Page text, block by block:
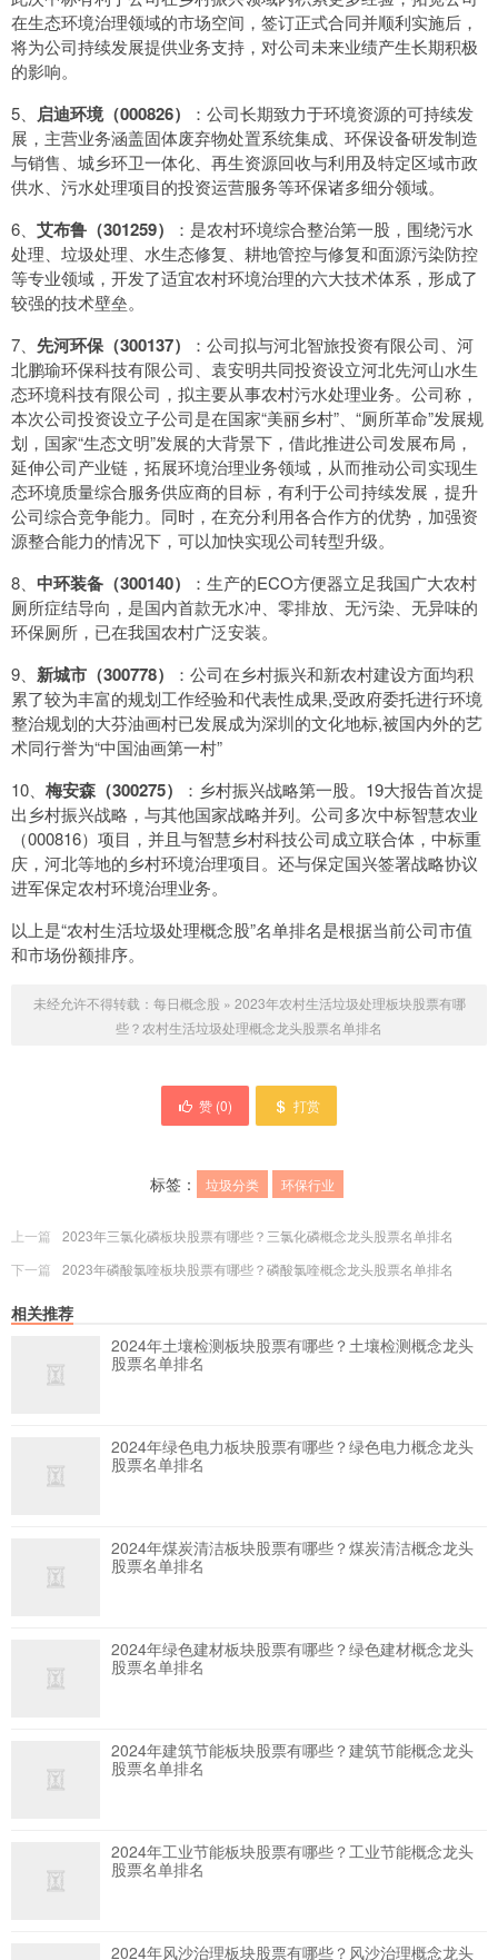
在生态环境治理领域的市场空间，签订正式合同并顺利实施后，
将为公司持续发展提供业务支持，对公司未来业绩产生长期积极
的影响。
5、 启迪环境（000826）
：公司长期致力于环境资源的可持续发
展，主营业务涵盖固体废弃物处置系统集成、环保设备研发制造
与销售、城乡环卫一体化、再生资源回收与利用及特定区域市政
供水、污水处理项目的投资运营服务等环保诸多细分领域。
6、 艾布鲁（301259）
：是农村环境综合整治第一股，围绕污水
处理、垃圾处理、水生态修复、耕地管控与修复和面源污染防控
等专业领域，开发了适宜农村环境治理的六大技术体系，形成了
较强的技术壁垒。
7、 先河环保（300137）
：公司拟与河北智旅投资有限公司、河
北鹏瑜环保科技有限公司、袁安明共同投资设立河北先河山水生
态环境科技有限公司，拟主要从事农村污水处理业务。公司称，
本次公司投资设立子公司是在国家“美丽乡村”、“厕所革命”发展规
划，国家“生态文明”发展的大背景下，借此推进公司发展布局，
延伸公司产业链，拓展环境治理业务领域，从而推动公司实现生
态环境质量综合服务供应商的目标，有利于公司持续发展，提升
公司综合竞争能力。同时，在充分利用各合作方的优势，加强资
源整合能力的情况下，可以加快实现公司转型升级。
8、 中环装备（300140）
：生产的ECO方便器立足我国广大农村
厕所症结导向，是国内首款无水冲、零排放、无污染、无异味的
环保厕所，已在我国农村广泛安装。
9、 新城市（300778）
：公司在乡村振兴和新农村建设方面均积
累了较为丰富的规划工作经验和代表性成果,受政府委托进行环境
整治规划的大芬油画村已发展成为深圳的文化地标,被国内外的艺
术同行誉为“中国油画第一村”
10、 梅安森（300275）
：乡村振兴战略第一股。19大报告首次提
出乡村振兴战略，与其他国家战略并列。公司多次中标智慧农业
（000816）项目，并且与智慧乡村科技公司成立联合体，中标重
庆，河北等地的乡村环境治理项目。还与保定国兴签署战略协议
进军保定农村环境治理业务。
以上是“农村生活垃圾处理概念股”名单排名是根据当前公司市值
和市场份额排序。
未经允许不得转载： 每日概念股 » 2023年农村生活垃圾处理板块股票有哪
些？农村生活垃圾处理概念龙头股票名单排名
赞 (0) 打赏
标签： 垃圾分类 环保行业
上一篇
2023年三氯化磷板块股票有哪些？三氯化磷概念龙头股票名单排名
下一篇
2023年磷酸氯喹板块股票有哪些？磷酸氯喹概念龙头股票名单排名
相关推荐
2024年土壤检测板块股票有哪些？土壤检测概念龙头
股票名单排名
2024年绿色电力板块股票有哪些？绿色电力概念龙头
股票名单排名
2024年煤炭清洁板块股票有哪些？煤炭清洁概念龙头
股票名单排名
2024年绿色建材板块股票有哪些？绿色建材概念龙头
股票名单排名
2024年建筑节能板块股票有哪些？建筑节能概念龙头
股票名单排名
2024年工业节能板块股票有哪些？工业节能概念龙头
股票名单排名
2024年风沙治理板块股票有哪些？风沙治理概念龙头